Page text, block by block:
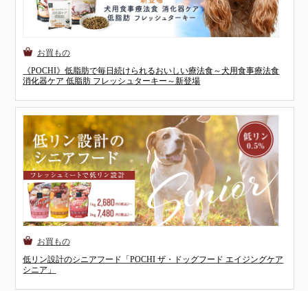
《POCHI》低脂肪で毎日続けられるおいしい療法食～犬用食事療法食
消化器ケア 低脂肪 フレッシュターキー～新登場
低リン設計のシニアフード「POCHI ザ・ドッグフード エイジングケア
シニア」